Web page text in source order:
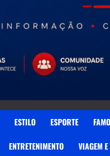
ESTILO ESPORTE
ENTRETENIMENTO VIAGEM